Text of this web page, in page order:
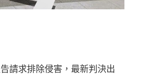
請求排除侵害，最新判決出